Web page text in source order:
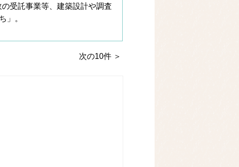
受託事業等、建築設計や調査
」。
次の10件 ＞